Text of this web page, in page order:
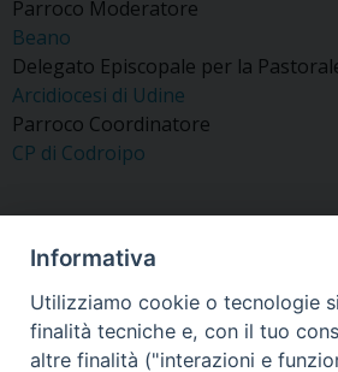
Parroco Moderatore
Beano
Delegato Episcopale per la
Arcidiocesi di Udine
Parroco Coordinatore
CP di Codroipo
Trigatti Don Onorino
Informativa
Utilizziamo cookie o tecnologie
finalità tecniche e, con il tuo
altre finalità ("interazioni e